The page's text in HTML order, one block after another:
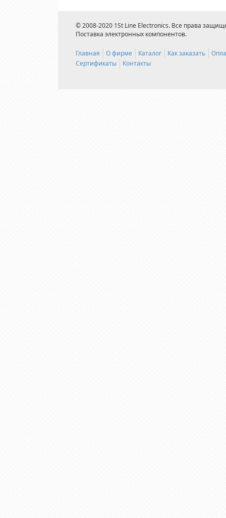
© 2008-2020 1St Line Electronics. Все права
Поставка электронных компонентов.
Главная О фирме Каталог Как заказать
Сертификаты
Контакты